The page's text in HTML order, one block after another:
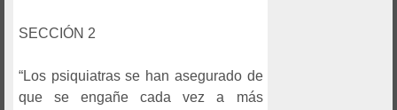
SECCIÓN 2
“Los psiquiatras se han asegurado de
que se engañe cada vez a más